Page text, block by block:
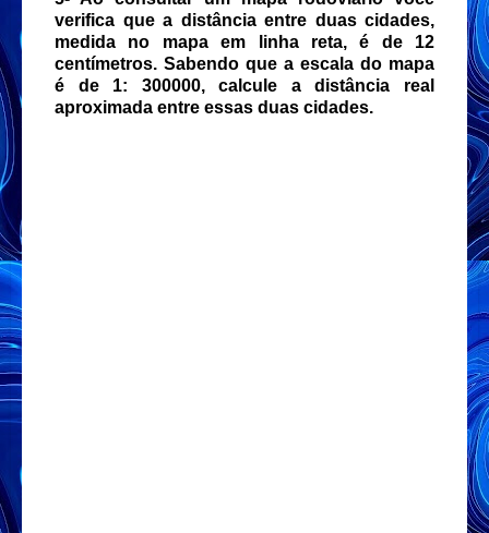
verifica que a distância entre duas cidades,
medida no mapa em linha reta, é de 12
centímetros. Sabendo que a escala do mapa
é de 1: 300000, calcule a distância real
aproximada entre essas duas cidades.